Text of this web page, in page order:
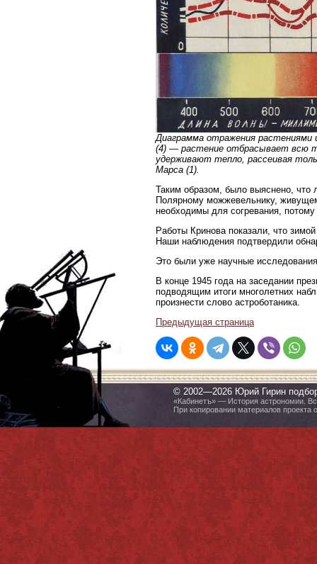
Диаграмма отражения растениями
(4) — растение отбрасывает всю
удерживают тепло, рассеивая
Марса (1).
Таким образом, было выяснено, что
Полярному можжевельнику,
необходимы для согревания,
Работы Кринова показали, что
Наши наблюдения подтвердили
Это были уже научные
В конце 1945 года на заседании
подводящим итоги многолетних
произнести слово астроботаника.
Предыдущая страница
© 2002—2026 Юрий Гирин
«Кабинетъ» — История астрономии.
При копировании материалов проекта